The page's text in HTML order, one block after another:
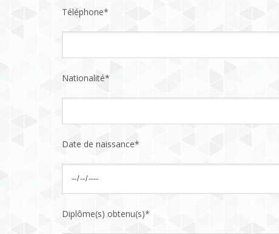
Téléphone*
Nationalité*
Date de naissance*
Diplôme(s) obtenu(s)*